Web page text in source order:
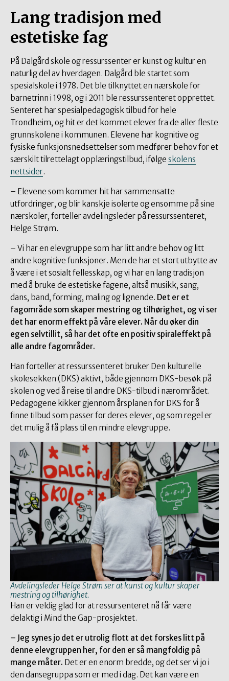
Lang tradisjon med
estetiske fag
På Dalgård skole og ressurssenter er kunst og kultur en
naturlig del av hverdagen. Dalgård ble startet som
spesialskole i 1978. Det ble tilknyttet en nærskole for
barnetrinn i 1998, og i 2011 ble ressurssenteret opprettet.
Senteret har spesialpedagogisk tilbud for hele
Trondheim, og hit er det kommet elever fra de aller fleste
grunnskolene i kommunen. Elevene har kognitive og
fysiske funksjonsnedsettelser som medfører behov for et
særskilt tilrettelagt opplæringstilbud, ifølge skolens
nettsider.
– Elevene som kommer hit har sammensatte
utfordringer, og blir kanskje isolerte og ensomme på sine
nærskoler, forteller avdelingsleder på ressurssenteret,
Helge Strøm.
– Vi har en elevgruppe som har litt andre behov og litt
andre kognitive funksjoner. Men de har et stort utbytte av
å være i et sosialt fellesskap, og vi har en lang tradisjon
med å bruke de estetiske fagene, altså musikk, sang,
dans, band, forming, maling og lignende. Det er et
fagområde som skaper mestring og tilhørighet, og vi ser
det har enorm effekt på våre elever. Når du øker din
egen selvtillit, så har det ofte en positiv spiraleffekt på
alle andre fagområder.
Han forteller at ressurssenteret bruker Den kulturelle
skolesekken (DKS) aktivt, både gjennom DKS-besøk på
skolen og ved å reise til andre DKS-tilbud i nærområdet.
Pedagogene kikker gjennom årsplanen for DKS for å
finne tilbud som passer for deres elever, og som regel er
det mulig å få plass til en mindre elevgruppe.
Avdelingsleder Helge Strøm ser at kunst og kultur skaper
mestring og tilhørighet.
Han er veldig glad for at ressursenteret nå får være
delaktig i Mind the Gap-prosjektet.
– Jeg synes jo det er utrolig flott at det forskes litt på
denne elevgruppen her, for den er så mangfoldig på
mange måter. Det er en enorm bredde, og det ser vi jo i
den dansegruppa som er med i dag. Det kan være en